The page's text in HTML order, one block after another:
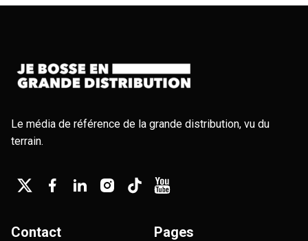
Le média de référence de la grande distribution, vu du
terrain.
Contact Pages